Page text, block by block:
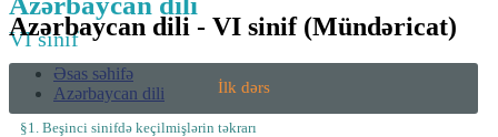
Azərbaycan dili - VI sinif (Mündəricat)
Əsas səhifə
Azərbaycan dili
VI sinif
İlk dərs
§1. Beşinci sinifdə keçilmişlərin təkrarı